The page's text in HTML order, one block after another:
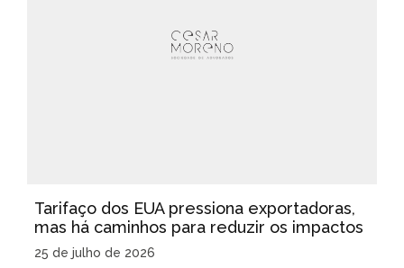
Tarifaço dos EUA pressiona exportadoras,
mas há caminhos para reduzir os impactos
25 de julho de 2026